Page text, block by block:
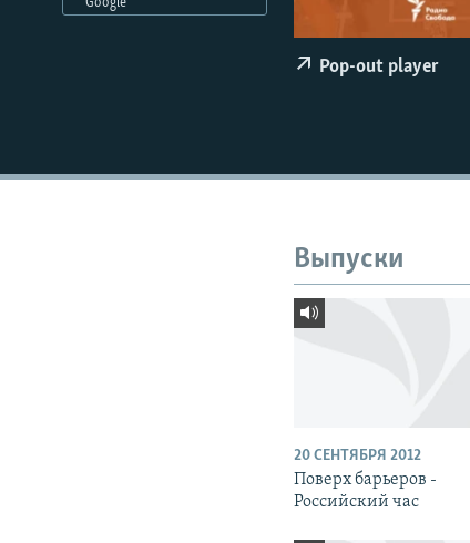
Pop-out player
Выпуски
20 СЕНТЯБРЯ 2012
Поверх барьеров -
Российский час